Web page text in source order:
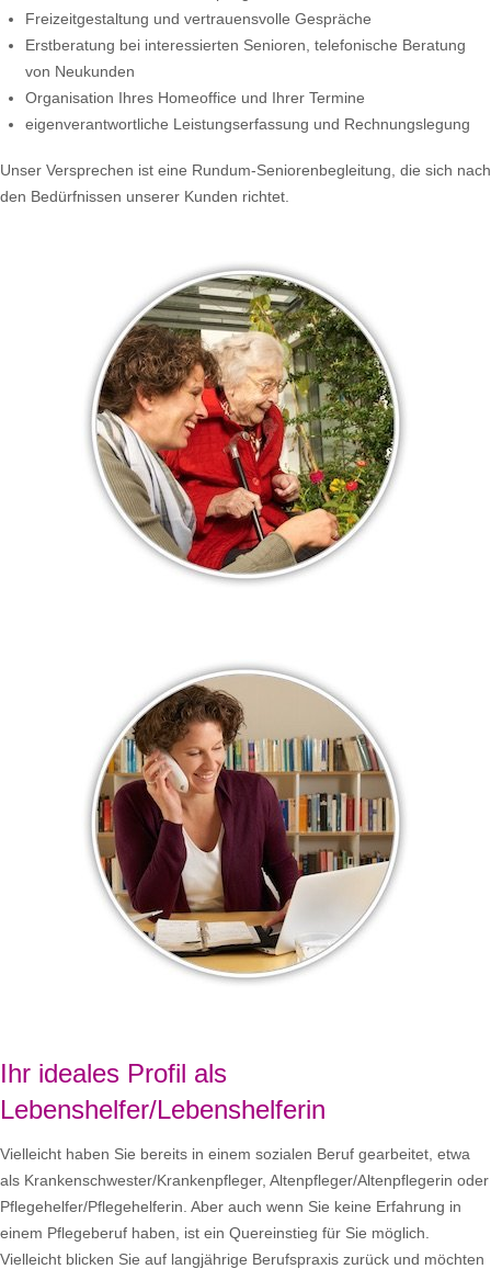
Freizeitgestaltung und vertrauensvolle Gespräche
Erstberatung bei interessierten Senioren, telefonische Beratung
von Neukunden
Organisation Ihres Homeoffice und Ihrer Termine
eigenverantwortliche Leistungserfassung und Rechnungslegung
Unser Versprechen ist eine Rundum-Seniorenbegleitung, die sich nach
den Bedürfnissen unserer Kunden richtet.
Ihr ideales Profil als
Lebenshelfer/Lebenshelferin
Vielleicht haben Sie bereits in einem sozialen Beruf gearbeitet, etwa
als Krankenschwester/Krankenpfleger, Altenpfleger/Altenpflegerin oder
Pflegehelfer/Pflegehelferin. Aber auch wenn Sie keine Erfahrung in
einem Pflegeberuf haben, ist ein Quereinstieg für Sie möglich.
Vielleicht blicken Sie auf langjährige Berufspraxis zurück und möchten